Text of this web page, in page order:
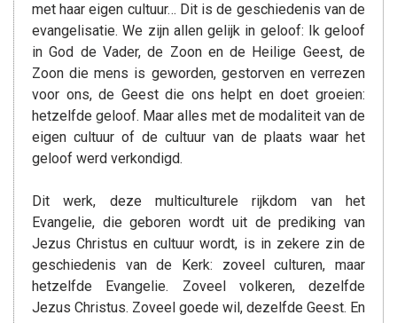
met haar eigen cultuur… Dit is de geschiedenis van de
evangelisatie. We zijn allen gelijk in geloof: Ik geloof
in God de Vader, de Zoon en de Heilige Geest, de
Zoon die mens is geworden, gestorven en verrezen
voor ons, de Geest die ons helpt en doet groeien:
hetzelfde geloof. Maar alles met de modaliteit van de
eigen cultuur of de cultuur van de plaats waar het
geloof werd verkondigd.
Dit werk, deze multiculturele rijkdom van het
Evangelie, die geboren wordt uit de prediking van
Jezus Christus en cultuur wordt, is in zekere zin de
geschiedenis van de Kerk: zoveel culturen, maar
hetzelfde Evangelie. Zoveel volkeren, dezelfde
Jezus Christus. Zoveel goede wil, dezelfde Geest. En